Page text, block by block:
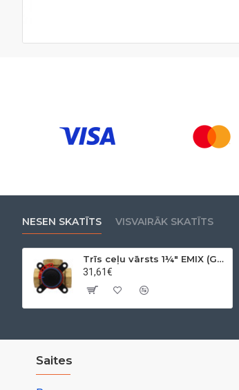
NESEN SKATĪTS VISVAIRĀK SKATĪTS
Trīs ceļu vārsts 1¼" EMIX (G) 16 kvs
31,61€
Saites